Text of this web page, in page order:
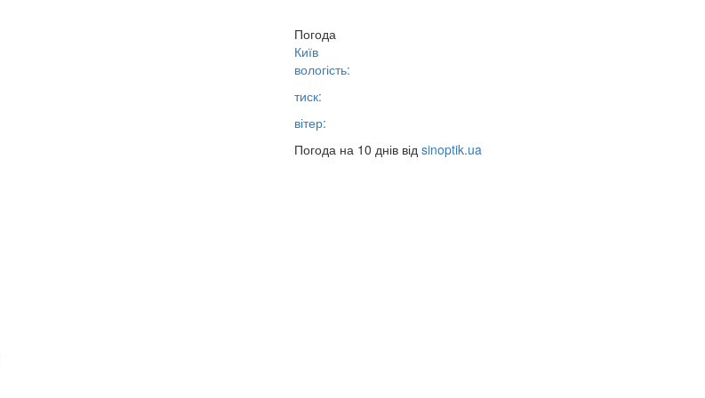
Погода
Київ
вологість:
тиск:
вітер:
Погода на 10 днів від sinoptik.ua